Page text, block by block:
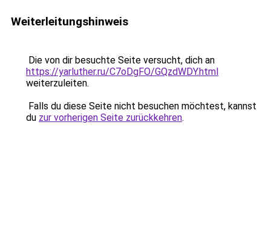
Weiterleitungshinweis
Die von dir besuchte Seite versucht, dich an
https://yarluther.ru/C7oDgFO/GQzdWDY.html
weiterzuleiten.
Falls du diese Seite nicht besuchen möchtest, kannst
du zur vorherigen Seite zurückkehren.